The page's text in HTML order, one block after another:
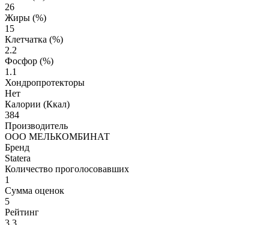
26
Жиры (%)
15
Клетчатка (%)
2.2
Фосфор (%)
1.1
Хондропротекторы
Нет
Калории (Ккал)
384
Производитель
ООО МЕЛЬКОМБИНАТ
Бренд
Statera
Количество проголосовавших
1
Сумма оценок
5
Рейтинг
3.3